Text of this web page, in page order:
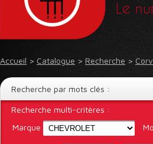
Le
Accueil > Catalogue > Recherche >
Recherche par mots clés :
Recherche multi-critères :
Marque